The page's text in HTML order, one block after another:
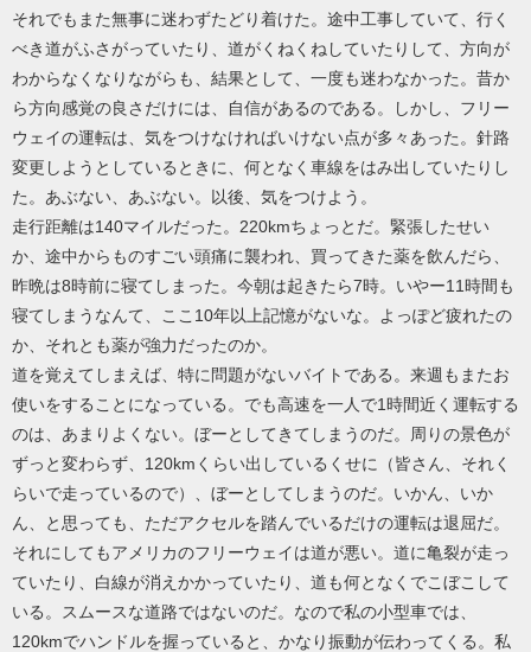
それでもまた無事に迷わずたどり着けた。途中工事していて、行く
べき道がふさがっていたり、道がくねくねしていたりして、方向が
わからなくなりながらも、結果として、一度も迷わなかった。昔か
ら方向感覚の良さだけには、自信があるのである。しかし、フリー
ウェイの運転は、気をつけなければいけない点が多々あった。針路
変更しようとしているときに、何となく車線をはみ出していたりし
た。あぶない、あぶない。以後、気をつけよう。
走行距離は140マイルだった。220kmちょっとだ。緊張したせい
か、途中からものすごい頭痛に襲われ、買ってきた薬を飲んだら、
昨晩は8時前に寝てしまった。今朝は起きたら7時。いやー11時間も
寝てしまうなんて、ここ10年以上記憶がないな。よっぽど疲れたの
か、それとも薬が強力だったのか。
道を覚えてしまえば、特に問題がないバイトである。来週もまたお
使いをすることになっている。でも高速を一人で1時間近く運転する
のは、あまりよくない。ぼーとしてきてしまうのだ。周りの景色が
ずっと変わらず、120kmくらい出しているくせに（皆さん、それく
らいで走っているので）、ぼーとしてしまうのだ。いかん、いか
ん、と思っても、ただアクセルを踏んでいるだけの運転は退屈だ。
それにしてもアメリカのフリーウェイは道が悪い。道に亀裂が走っ
ていたり、白線が消えかかっていたり、道も何となくでこぼこして
いる。スムースな道路ではないのだ。なので私の小型車では、
120kmでハンドルを握っていると、かなり振動が伝わってくる。私